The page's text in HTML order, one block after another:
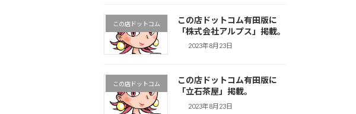
この店ドットコム
この店ドットコム有田版に
「株式会社アルプス」掲載。
2023年8月23日
この店ドットコム
この店ドットコム有田版に
「立石茶屋」掲載。
2023年8月23日